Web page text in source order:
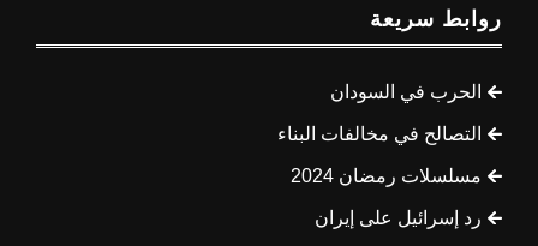
روابط سريعة
الحرب في السودان
التصالح في مخالفات البناء
مسلسلات رمضان 2024
رد إسرائيل على إيران